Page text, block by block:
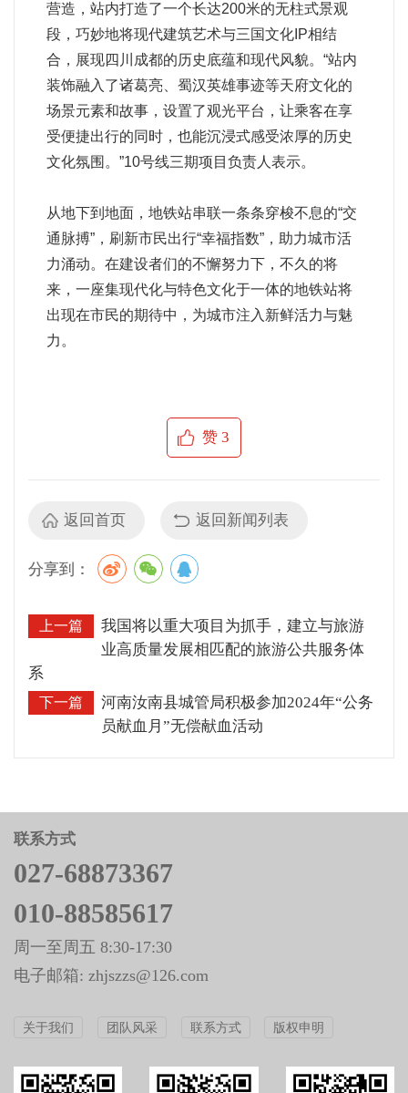
营造，站内打造了一个长达200米的无柱式景观
段，巧妙地将现代建筑艺术与三国文化IP相结
合，展现四川成都的历史底蕴和现代风貌。“站内
装饰融入了诸葛亮、蜀汉英雄事迹等天府文化的
场景元素和故事，设置了观光平台，让乘客在享
受便捷出行的同时，也能沉浸式感受浓厚的历史
文化氛围。”10号线三期项目负责人表示。
从地下到地面，地铁站串联一条条穿梭不息的“交
通脉搏”，刷新市民出行“幸福指数”，助力城市活
力涌动。在建设者们的不懈努力下，不久的将
来，一座集现代化与特色文化于一体的地铁站将
出现在市民的期待中，为城市注入新鲜活力与魅
力。
赞3
返回首页 返回新闻列表
分享到：
上一篇
我国将以重大项目为抓手，建立与旅游
业高质量发展相匹配的旅游公共服务体
系
下一篇
河南汝南县城管局积极参加2024年“公务
员献血月”无偿献血活动
联系方式
027-68873367
010-88585617
周一至周五 8:30-17:30
电子邮箱: zhjszzs@126.com
关于我们 团队风采 联系方式 版权申明